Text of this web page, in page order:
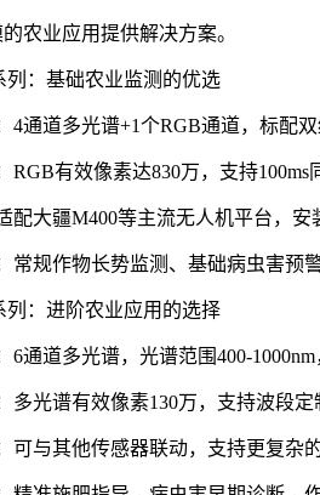
农业应用提供解决方案。
列：基础农业监测的优选
4通道多光谱+1个RGB通道，标配
RGB有效像素达830万，支持
配大疆M400等主流无人机平台，安
常规作物长势监测、基础病虫害预
列：进阶农业应用的选择
6通道多光谱，光谱范围400-
多光谱有效像素130万，支持波段
可与其他传感器联动，支持更复杂